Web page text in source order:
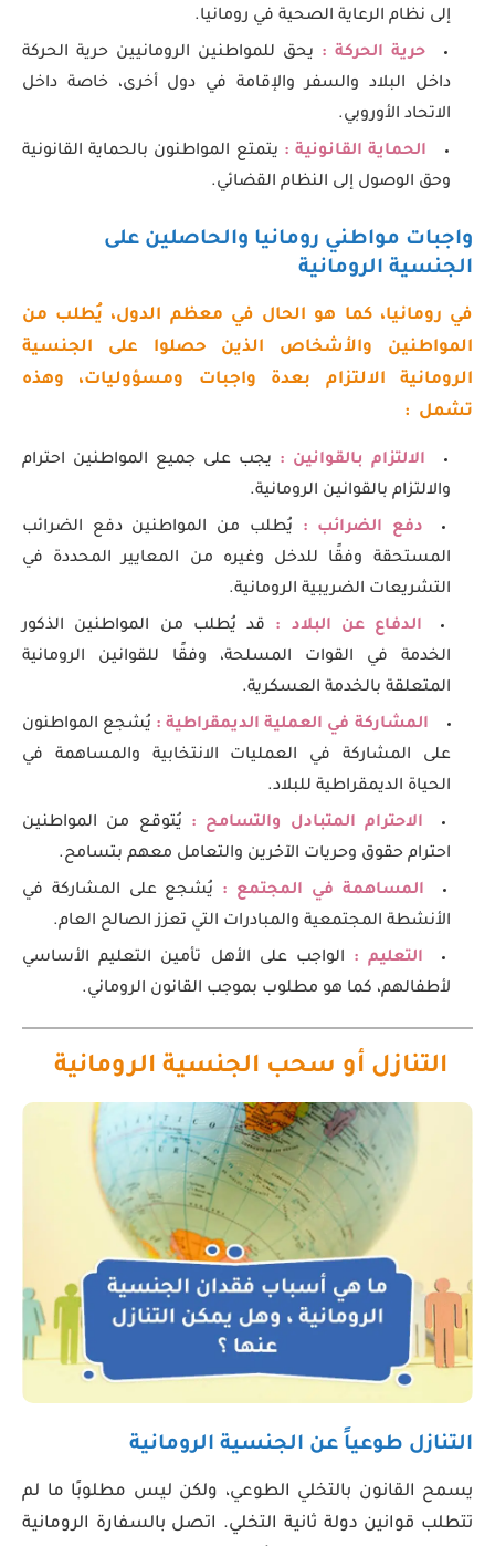
إلى نظام الرعاية الصحية في رومانيا.
حرية الحركة : يحق للمواطنين الرومانيين حرية الحركة
داخل البلاد والسفر والإقامة في دول أخرى، خاصة داخل
الاتحاد الأوروبي.
الحماية القانونية : يتمتع المواطنون بالحماية القانونية
وحق الوصول إلى النظام القضائي.
واجبات مواطني رومانيا والحاصلين على
الجنسية الرومانية
في رومانيا، كما هو الحال في معظم الدول، يُطلب من
المواطنين والأشخاص الذين حصلوا على الجنسية
الرومانية الالتزام بعدة واجبات ومسؤوليات، وهذه
تشمل :
الالتزام بالقوانين : يجب على جميع المواطنين احترام
والالتزام بالقوانين الرومانية.
دفع الضرائب : يُطلب من المواطنين دفع الضرائب
المستحقة وفقًا للدخل وغيره من المعايير المحددة في
التشريعات الضريبية الرومانية.
الدفاع عن البلاد : قد يُطلب من المواطنين الذكور
الخدمة في القوات المسلحة، وفقًا للقوانين الرومانية
المتعلقة بالخدمة العسكرية.
المشاركة في العملية الديمقراطية : يُشجع المواطنون
على المشاركة في العمليات الانتخابية والمساهمة في
الحياة الديمقراطية للبلاد.
الاحترام المتبادل والتسامح : يُتوقع من المواطنين
احترام حقوق وحريات الآخرين والتعامل معهم بتسامح.
المساهمة في المجتمع :
يُشجع على المشاركة في
الأنشطة المجتمعية والمبادرات التي تعزز الصالح العام.
التعليم :
الواجب على الأهل تأمين التعليم الأساسي
لأطفالهم، كما هو مطلوب بموجب القانون الروماني.
التنازل أو سحب الجنسية الرومانية
التنازل طوعياً عن الجنسية الرومانية
يسمح القانون بالتخلي الطوعي، ولكن ليس مطلوبًا ما لم
تتطلب قوانين دولة ثانية التخلي. اتصل بالسفارة الرومانية